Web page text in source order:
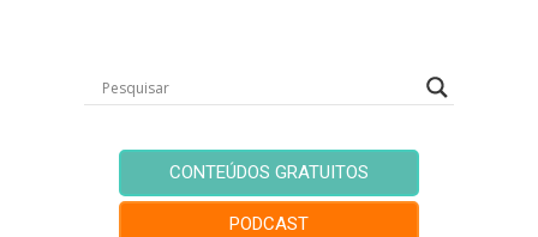
CONTEÚDOS GRATUITOS
PODCAST